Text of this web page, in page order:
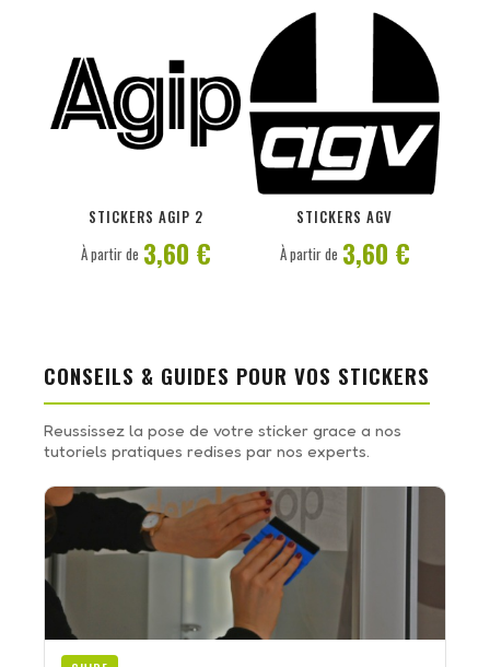
STICKERS AGIP 2
À partir de 3,60 €
STICKERS AGV
PERSONNALISER
À partir de 3,60 €
CONSEILS & GUIDES POUR VOS STICKERS
Reussissez la pose de votre sticker grace a nos
tutoriels pratiques redises par nos experts.